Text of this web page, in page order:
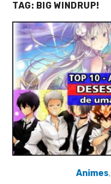
TAG: BIG WINDRUP!
Animes,